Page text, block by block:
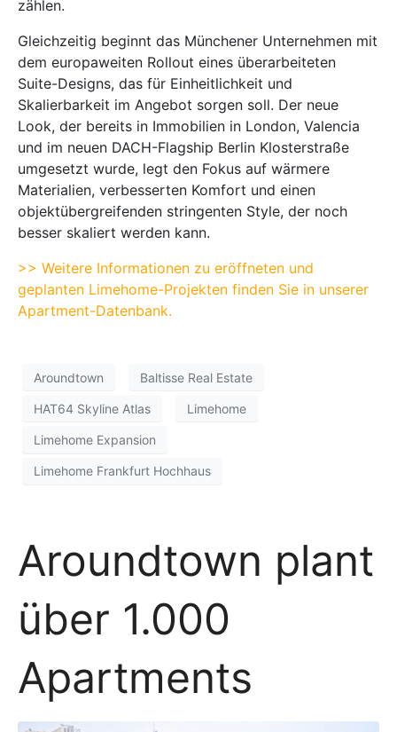
zählen.
Gleichzeitig beginnt das Münchener Unternehmen mit
dem europaweiten Rollout eines überarbeiteten
Suite-Designs, das für Einheitlichkeit und
Skalierbarkeit im Angebot sorgen soll. Der neue
Look, der bereits in Immobilien in London, Valencia
und im neuen DACH-Flagship Berlin Klosterstraße
umgesetzt wurde, legt den Fokus auf wärmere
Materialien, verbesserten Komfort und einen
objektübergreifenden stringenten Style, der noch
besser skaliert werden kann.
>> Weitere Informationen zu eröffneten und
geplanten Limehome-Projekten finden Sie in unserer
Apartment-Datenbank.
Aroundtown Baltisse Real Estate
HAT64 Skyline Atlas Limehome
Limehome Expansion
Limehome Frankfurt Hochhaus
Aroundtown plant
über 1.000
Apartments